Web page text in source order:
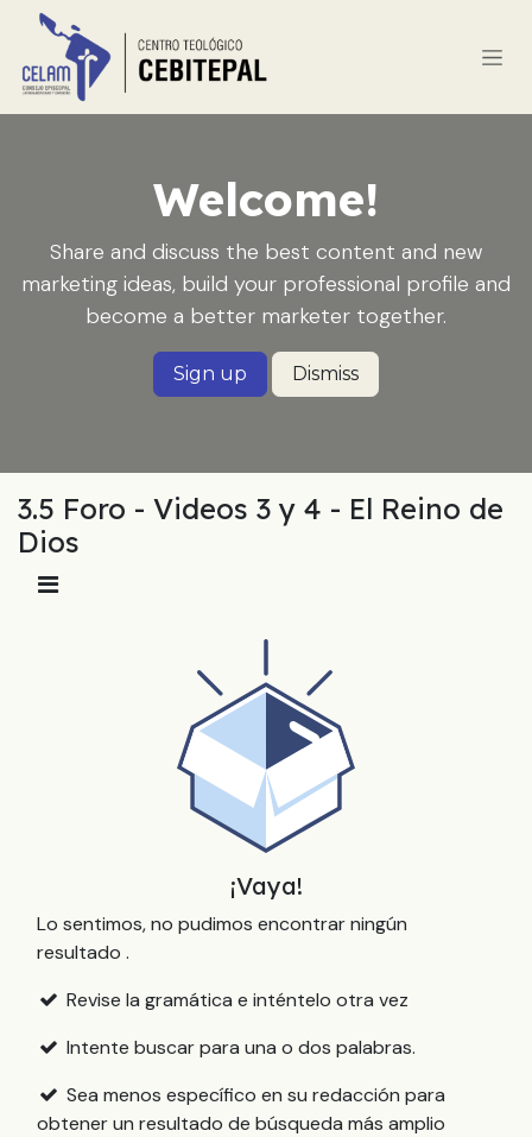
Ir al contenido
Welcome!
Share and discuss the best content and new
marketing ideas, build your professional profile and
become a better marketer together.
Sign up Dismiss
3.5 Foro - Videos 3 y 4 - El Reino de
Dios
¡Vaya!
Lo sentimos, no pudimos encontrar ningún
resultado .
Revise la gramática e inténtelo otra vez
Intente buscar para una o dos palabras.
Sea menos específico en su redacción para
obtener un resultado de búsqueda más amplio